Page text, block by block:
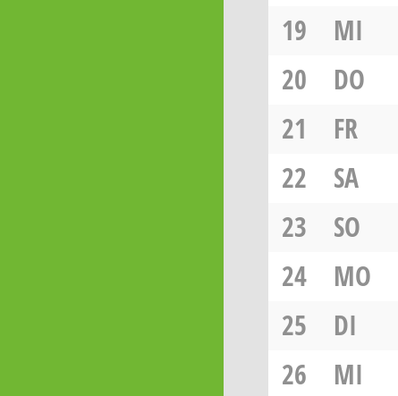
19
MI
20
DO
21
FR
22
SA
23
SO
24
MO
25
DI
26
MI